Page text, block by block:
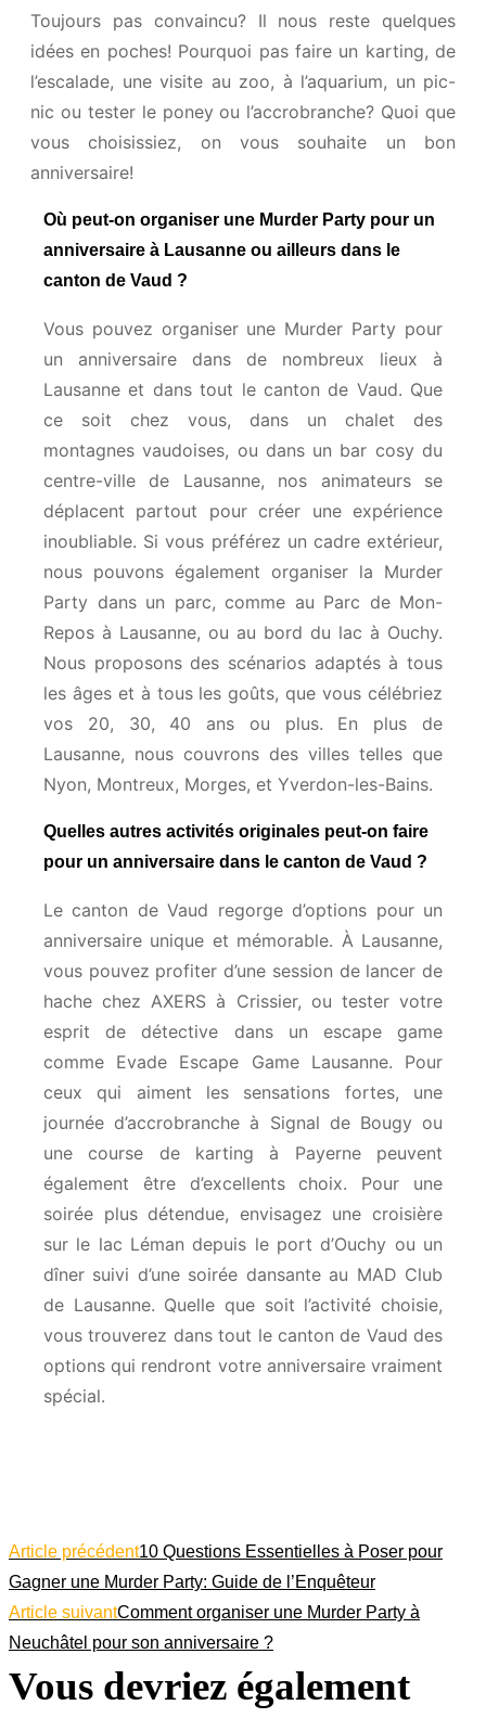
Toujours pas convaincu? Il nous reste quelques
idées en poches! Pourquoi pas faire un karting, de
l’escalade, une visite au zoo, à l’aquarium, un pic-
nic ou tester le poney ou l’accrobranche? Quoi que
vous choisissiez, on vous souhaite un bon
anniversaire!
Où peut-on organiser une Murder Party pour un
anniversaire à Lausanne ou ailleurs dans le
canton de Vaud ?
Vous pouvez organiser une Murder Party pour
un anniversaire dans de nombreux lieux à
Lausanne et dans tout le canton de Vaud. Que
ce soit chez vous, dans un chalet des
montagnes vaudoises, ou dans un bar cosy du
centre-ville de Lausanne, nos animateurs se
déplacent partout pour créer une expérience
inoubliable. Si vous préférez un cadre extérieur,
nous pouvons également organiser la Murder
Party dans un parc, comme au Parc de Mon-
Repos à Lausanne, ou au bord du lac à Ouchy.
Nous proposons des scénarios adaptés à tous
les âges et à tous les goûts, que vous célébriez
vos 20, 30, 40 ans ou plus. En plus de
Lausanne, nous couvrons des villes telles que
Nyon, Montreux, Morges, et Yverdon-les-Bains.
Quelles autres activités originales peut-on faire
pour un anniversaire dans le canton de Vaud ?
Le canton de Vaud regorge d’options pour un
anniversaire unique et mémorable. À Lausanne,
vous pouvez profiter d’une session de lancer de
hache chez AXERS à Crissier, ou tester votre
esprit de détective dans un escape game
comme Evade Escape Game Lausanne. Pour
ceux qui aiment les sensations fortes, une
journée d’accrobranche à Signal de Bougy ou
une course de karting à Payerne peuvent
également être d’excellents choix. Pour une
soirée plus détendue, envisagez une croisière
sur le lac Léman depuis le port d’Ouchy ou un
dîner suivi d’une soirée dansante au MAD Club
de Lausanne. Quelle que soit l’activité choisie,
vous trouverez dans tout le canton de Vaud des
options qui rendront votre anniversaire vraiment
spécial.
Read
more
articles
Article précédent10 Questions Essentielles à Poser pour
Gagner une Murder Party: Guide de l’Enquêteur
Article suivantComment organiser une Murder Party à
Neuchâtel pour son anniversaire ?
Vous devriez également